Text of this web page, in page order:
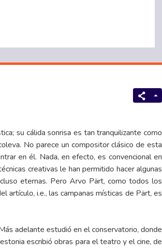
su cálida sonrisa es tan tranquilizante como
No parece un compositor clásico de esta
en él. Nada, en efecto, es convencional en
creativas le han permitido hacer algunas
eternas. Pero Arvo Pärt, como todos los
i.e., las campanas místicas de Pärt, es
adelante estudió en el conservatorio, donde
escribió obras para el teatro y el cine, de